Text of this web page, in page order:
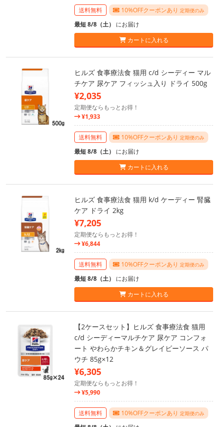
送料無料 10%OFFクーポンあり 定期便のみ
最短 8/8（土） にお届け
カートに入れる
ヒルズ 食事療法食 猫用 c/d シーディー マル
チケア 尿ケア フィッシュ入り ドライ 500g
¥2,035
定期便ならもっとお得！
¥1,933
送料無料 10%OFFクーポンあり 定期便のみ
最短 8/8（土） にお届け
カートに入れる
ヒルズ 食事療法食 猫用 k/d ケーディー 腎臓
ケア ドライ 2kg
¥7,205
定期便ならもっとお得！
¥6,844
送料無料 10%OFFクーポンあり 定期便のみ
最短 8/8（土） にお届け
カートに入れる
【2ケースセット】ヒルズ 食事療法食 猫用
c/d シーディーマルチケア 尿ケア コンフォ
ート やわらかチキン＆グレイビーソース パ
ウチ 85g×12
¥6,305
定期便ならもっとお得！
¥5,990
送料無料 10%OFFクーポンあり 定期便のみ